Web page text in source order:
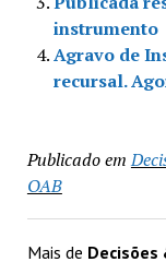
instrumento
Agravo de
recursal.
Publicado em
OAB
Mais de Decisões